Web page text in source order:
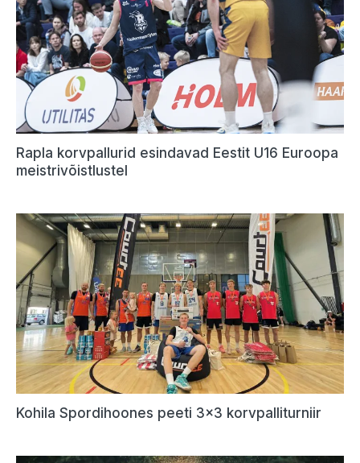
Rapla korvpallurid esindavad Eestit U16 Euroopa
meistrivõistlustel
Kohila Spordihoones peeti 3×3 korvpalliturniir